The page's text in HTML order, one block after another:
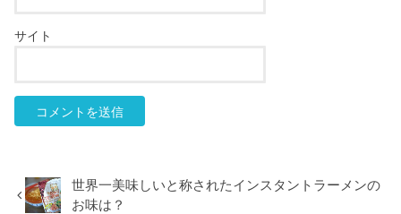
サイト
世界一美味しいと称されたインスタントラーメンの
お味は？